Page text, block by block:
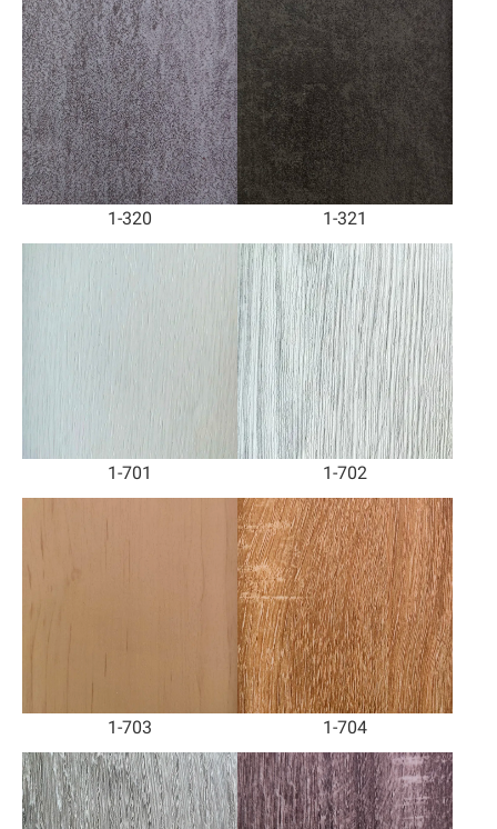
1-320 1-321
1-701 1-702
1-703 1-704